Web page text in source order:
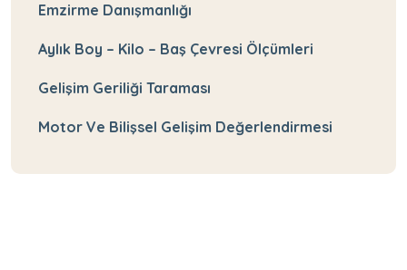
Emzirme Danışmanlığı
Aylık Boy – Kilo – Baş Çevresi Ölçümleri
Gelişim Geriliği Taraması
Motor Ve Bilişsel Gelişim Değerlendirmesi